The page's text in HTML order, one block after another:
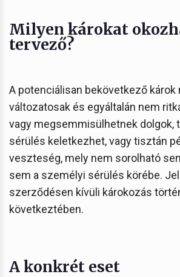
Milyen károkat
tervező?
A potenciálisan bekövetkező károk
változatosak és egyáltalán nem
vagy megsemmisülhetnek dolgok,
sérülés keletkezhet, vagy tisztán
veszteség, mely nem sorolható
sem a személyi sérülés körébe.
szerződésen kívüli károkozás
következtében.
A konkrét eset